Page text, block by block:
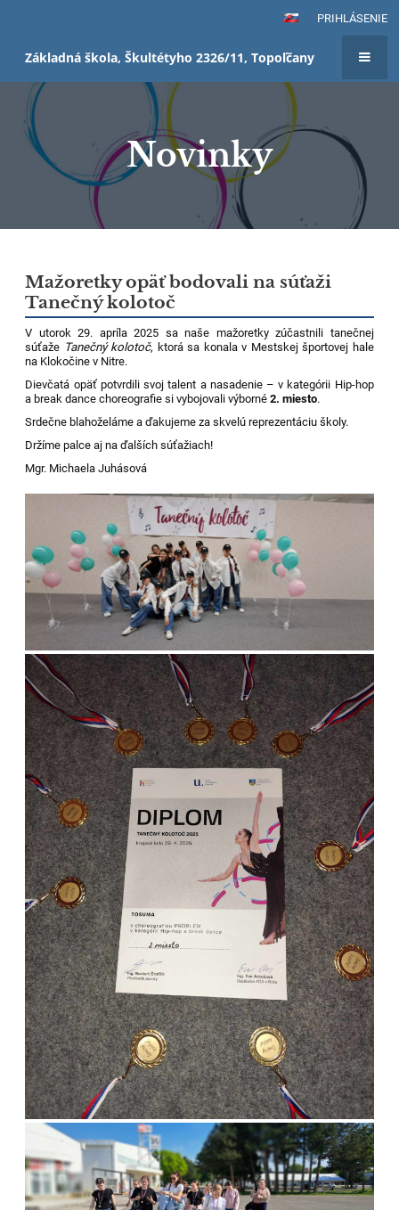
PRIHLÁSENIE
Základná škola, Škultétyho 2326/11, Topoľčany
Novinky
Mažoretky opäť bodovali na súťaži
Tanečný kolotoč
V utorok 29. apríla 2025 sa naše mažoretky zúčastnili tanečnej
súťaže Tanečný kolotoč, ktorá sa konala v Mestskej športovej hale
na Klokočine v Nitre.
Dievčatá opäť potvrdili svoj talent a nasadenie – v kategórii Hip-hop
a break dance choreografie si vybojovali výborné2. miesto.
Srdečne blahoželáme a ďakujeme za skvelú reprezentáciu školy.
Držíme palce aj na ďalších súťažiach!
Mgr. Michaela Juhásová